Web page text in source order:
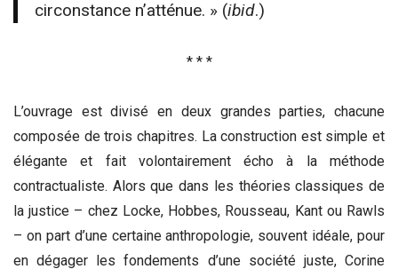
circonstance n’atténue. » (ibid.)
* * *
L’ouvrage est divisé en deux grandes parties, chacune
composée de trois chapitres. La construction est simple et
élégante et fait volontairement écho à la méthode
contractualiste. Alors que dans les théories classiques de
la justice – chez Locke, Hobbes, Rousseau, Kant ou Rawls
– on part d’une certaine anthropologie, souvent idéale, pour
en dégager les fondements d’une société juste, Corine